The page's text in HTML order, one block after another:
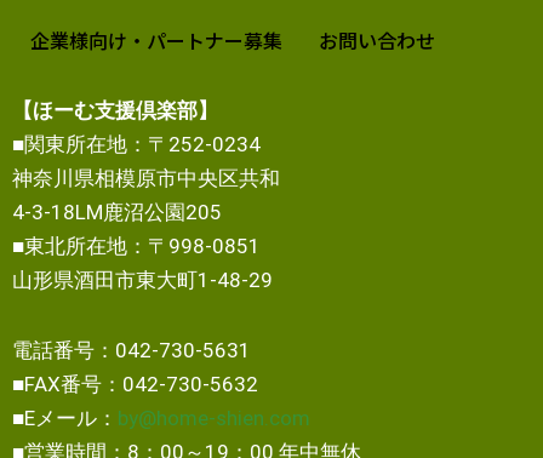
企業様向け・パートナー募集
お問い合わせ
【ほーむ支援倶楽部】
■関東所在地：〒252-0234
神奈川県相模原市中央区共和
4-3-18LM鹿沼公園205
■東北所在地：〒998-0851
山形県酒田市東大町1-48-29
電話番号：042-730-5631
■FAX番号：042-730-5632
■Eメール： by@home-shien.com
■営業時間：8：00～19：00 年中無休